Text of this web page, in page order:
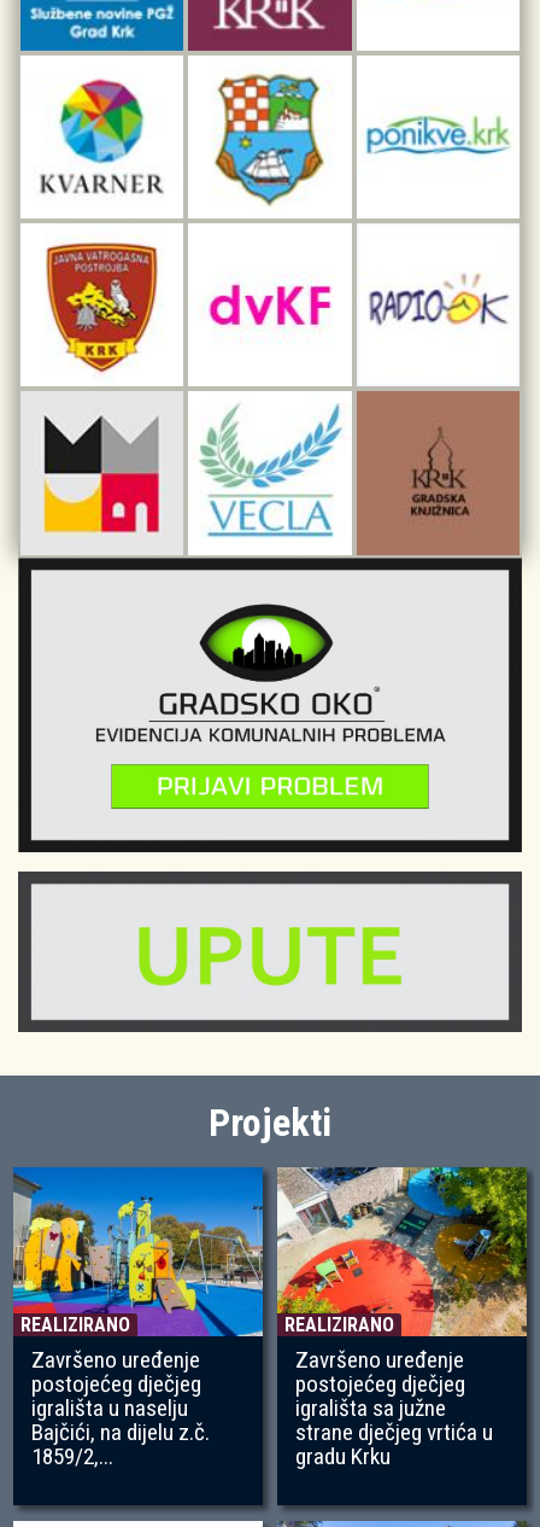
Projekti
REALIZIRANO
Završeno uređenje
postojećeg dječjeg
igrališta u naselju
Bajčići, na dijelu z.č.
1859/2,...
REALIZIRANO
Završeno uređenje
postojećeg dječjeg
igrališta sa južne
strane dječjeg vrtića u
gradu Krku